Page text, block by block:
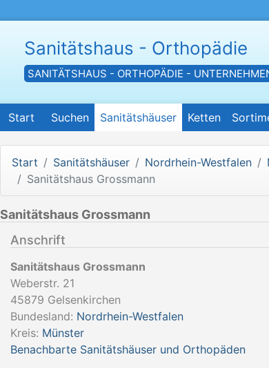
Sanitätshaus - Orthopädie
SANITÄTSHAUS - ORTHOPÄDIE -
Start Suchen Sanitätshäuser Ketten
Start Sanitätshäuser Nordrhein-Westfalen
Sanitätshaus Grossmann
Sanitätshaus Grossmann
Anschrift
Sanitätshaus Grossmann
Weberstr. 21
45879 Gelsenkirchen
Bundesland: Nordrhein-Westfalen
Kreis: Münster
Benachbarte Sanitätshäuser und Orthopäden